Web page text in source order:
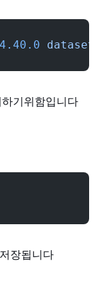
4.40.0
기 위함입니다.
장됩니다.